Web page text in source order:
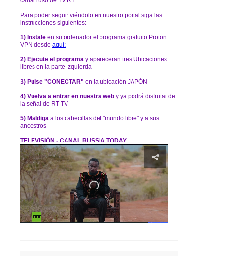
Para poder seguir viéndolo en nuestro portal siga las
instrucciones siguientes:
1) Instale en su ordenador el programa gratuito Proton
VPN desde aquí:
2) Ejecute el programa y aparecerán tres Ubicaciones
libres en la parte izquierda
3) Pulse "CONECTAR" en la ubicación JAPÓN
4) Vuelva a entrar en nuestra web y ya podrá disfrutar de
la señal de RT TV
5) Maldiga a los cabecillas del "mundo libre" y a sus
ancestros
TELEVISIÓN - CANAL RUSSIA TODAY